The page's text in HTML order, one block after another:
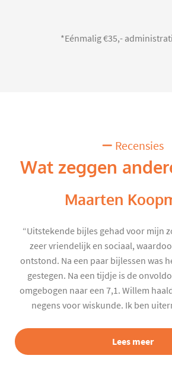
*Eénmalig €35,-
Recensies
Wat zeggen
Maarten
“Uitstekende bijles gehad voor mijn
zeer vriendelijk en sociaal,
ontstond. Na een paar bijlessen was
gestegen. Na een tijdje is de
omgebogen naar een 7,1. Willem
negens voor wiskunde. Ik ben
Lees meer